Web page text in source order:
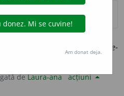
brie-
deLaura-ana acțiuni
Am donat deja.